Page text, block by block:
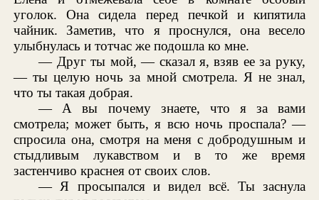
уголок. Она сидела перед печкой и кипятила
чайник. Заметив, что я проснулся, она весело
улыбнулась и тотчас же подошла ко мне.
— Друг ты мой, — сказал я, взяв ее за руку,
— ты целую ночь за мной смотрела. Я не знал,
что ты такая добрая.
— А вы почему знаете, что я за вами
смотрела; может быть, я всю ночь проспала? —
спросила она, смотря на меня с добродушным и
стыдливым лукавством и в то же время
застенчиво краснея от своих слов.
— Я просыпался и видел всё. Ты заснула